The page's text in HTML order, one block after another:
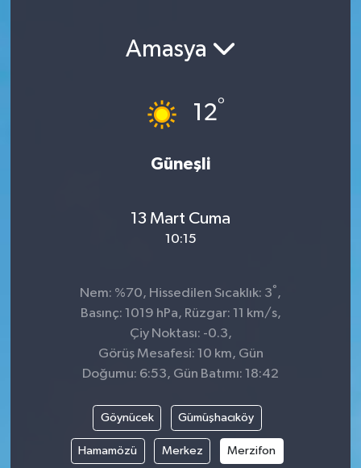
Amasya
12°
Güneşli
13 Mart Cuma
10:15
Nem: %70, Hissedilen Sıcaklık: 3° ,
Basınç: 1019 hPa, Rüzgar: 11 km/s,
Çiy Noktası: -0.3,
Görüş Mesafesi: 10 km, Gün
Doğumu: 6:53, Gün Batımı: 18:42
Göynücek Gümüşhacıköy
Hamamözü Merkez Merzifon